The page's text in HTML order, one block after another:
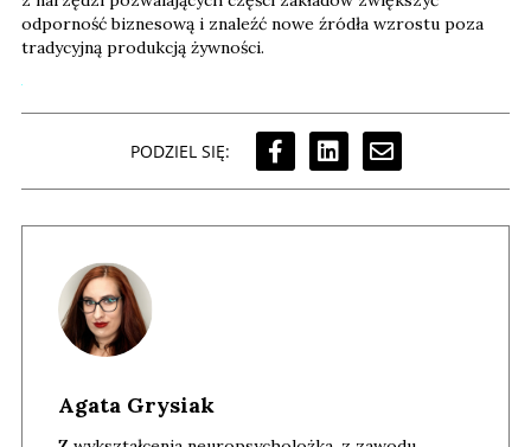
odporność biznesową i znaleźć nowe źródła wzrostu poza
tradycyjną produkcją żywności.
PODZIEL SIĘ:
Agata Grysiak